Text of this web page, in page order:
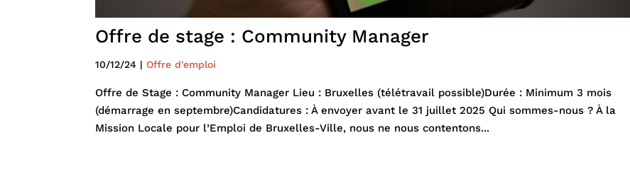
Offre de stage : Community Manager
10/12/24 | Offre d'emploi
Offre de Stage : Community Manager Lieu : Bruxelles (télétravail possible)Durée : Minimum 3 mois
(démarrage en septembre)Candidatures : À envoyer avant le 31 juillet 2025 Qui sommes-nous ? À la
Mission Locale pour l’Emploi de Bruxelles-Ville, nous ne nous contentons...